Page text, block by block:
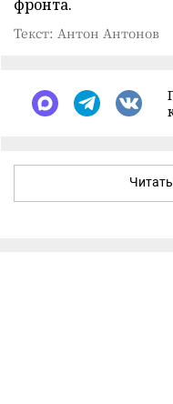
фронта.
Текст: Антон Антонов